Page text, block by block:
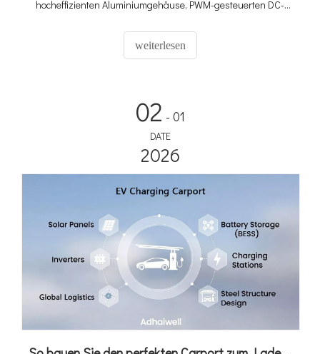
hocheffizienten Aluminiumgehäuse, PWM-gesteuerten DC-
unser System auch bei 60 °C Umgebungstemperatur voll
funktionsfähig. Es handelt sich um eine echte „Plug-and-
weiterlesen
02 - 01
DATE
2026